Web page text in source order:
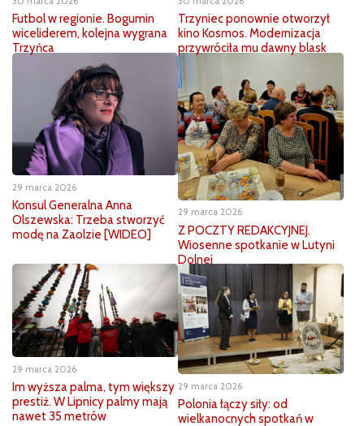
Futbol w regionie. Bogumin
wiceliderem, kolejna wygrana
Trzyńca
Trzyniec ponownie otworzył
kino Kosmos. Modernizacja
przywróciła mu dawny blask
29 marca 2026
Konsul Generalna Anna
Olszewska: Trzeba stworzyć
modę na Zaolzie [WIDEO]
29 marca 2026
Z POCZTY REDAKCYJNEJ.
Wiosenne spotkanie w Lutyni
Dolnej
29 marca 2026
Im wyższa palma, tym większy
prestiż. W Lipnicy palmy mają
nawet 35 metrów
29 marca 2026
Polonia łączy siły: od
wielkanocnych spotkań w